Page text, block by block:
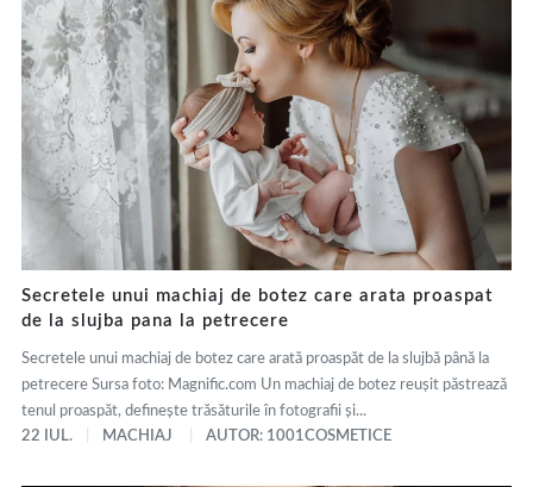
Secretele unui machiaj de botez care arata proaspat
de la slujba pana la petrecere
Secretele unui machiaj de botez care arată proaspăt de la slujbă până la
petrecere Sursa foto: Magnific.com Un machiaj de botez reușit păstrează
tenul proaspăt, definește trăsăturile în fotografii și...
22 IUL.
MACHIAJ AUTOR: 1001COSMETICE